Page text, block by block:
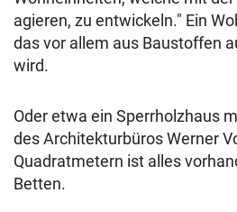
agieren, zu entwickeln." Ein
das vor allem aus Baustoffen
wird.
Oder etwa ein Sperrholzhaus
des Architekturbüros Werner
Quadratmetern ist alles
Betten.